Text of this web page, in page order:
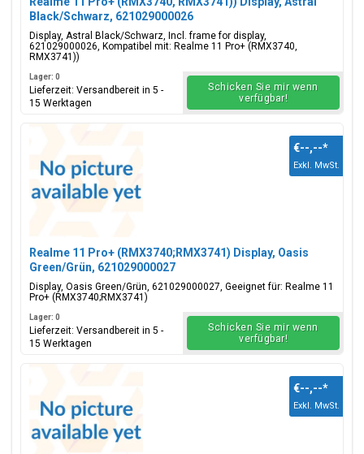
Black/Schwarz, 621029000026
Display, Astral Black/Schwarz, Incl. frame for display,
621029000026, Kompatibel mit: Realme 11 Pro+ (RMX3740,
RMX3741))
Lager: 0
Lieferzeit: Versandbereit in 5 -
15 Werktagen
Schicken Sie mir wenn
verfügbar!
Realme 11 Pro+ (RMX3740;RMX3741) Display, Oasis
Green/Grün, 621029000027
Display, Oasis Green/Grün, 621029000027, Geeignet für: Realme 11
Pro+ (RMX3740;RMX3741)
€--,--*
Exkl. MwSt.
Lager: 0
Lieferzeit: Versandbereit in 5 -
15 Werktagen
Schicken Sie mir wenn
verfügbar!
€--,--*
Exkl. MwSt.